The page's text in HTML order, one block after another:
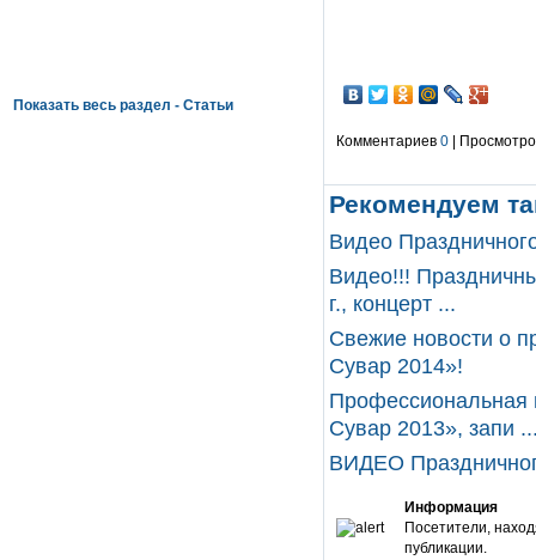
Комментариев 0 |
Рекомендуем
Видео
Видео!!!
г., концерт ...
Свежие новости о
Сувар 2014»!
Профессиональная
Сувар 2013», запи
ВИДЕО
Информация
Посетители,
публикации.
Показать весь раздел - Статьи